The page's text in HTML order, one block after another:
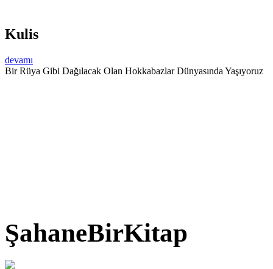
Kulis
devamı
Bir Rüya Gibi Dağılacak Olan Hokkabazlar Dünyasında Yaşıyoruz
ŞahaneBirKitap